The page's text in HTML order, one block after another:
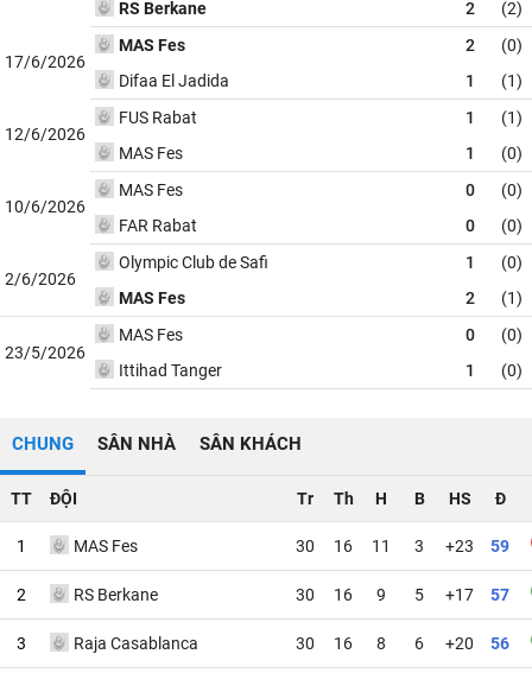
RS Berkane
2 (2)
17/6/2026
MAS Fes 2
(0)
Difaa El Jadida
1 (1)
12/6/2026
FUS Rabat 1
(1)
MAS Fes
1 (0)
10/6/2026
MAS Fes 0
(0)
FAR Rabat
0 (0)
2/6/2026
Olympic Club de Safi 1
(0)
MAS Fes
2 (1)
23/5/2026
MAS Fes 0
(0)
Ittihad Tanger
1 (0)
CHUNG SÂN NHÀ SÂN KHÁCH
TT ĐỘI Tr Th H B HS Đ
1 MAS Fes 30 16 11 3 +23 59
2 RS Berkane 30 16 9 5 +17 57
3 Raja Casablanca 30 16 8 6 +20 56